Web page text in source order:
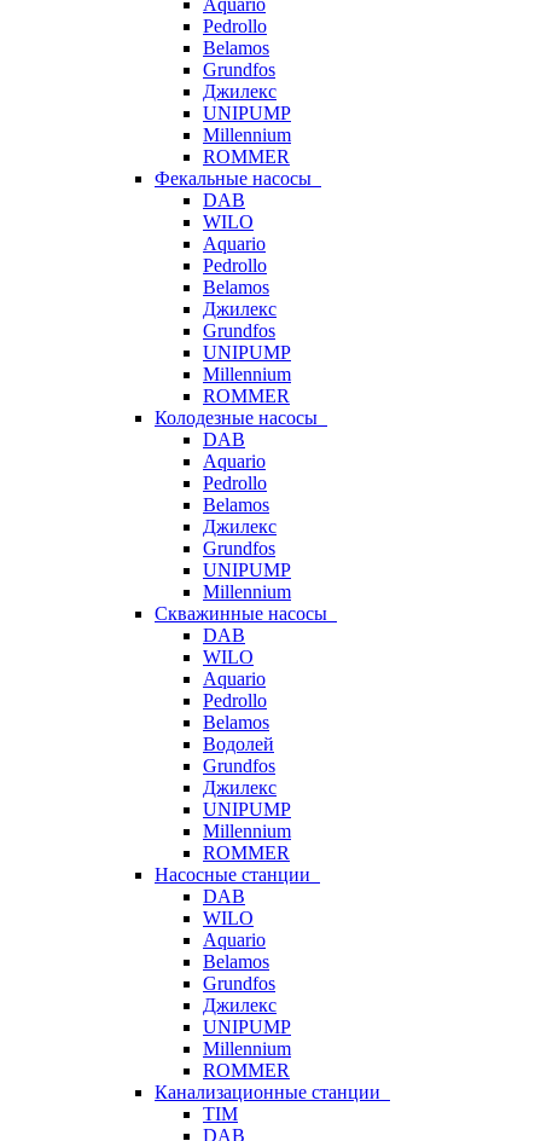
Aquario
Pedrollo
Belamos
Grundfos
Джилекс
UNIPUMP
Millennium
ROMMER
Фекальные насосы
DAB
WILO
Aquario
Pedrollo
Belamos
Джилекс
Grundfos
UNIPUMP
Millennium
ROMMER
Колодезные насосы
DAB
Aquario
Pedrollo
Belamos
Джилекс
Grundfos
UNIPUMP
Millennium
Скважинные насосы
DAB
WILO
Aquario
Pedrollo
Belamos
Водолей
Grundfos
Джилекс
UNIPUMP
Millennium
ROMMER
Насосные станции
DAB
WILO
Aquario
Belamos
Grundfos
Джилекс
UNIPUMP
Millennium
ROMMER
Канализационные станции
TIM
DAB